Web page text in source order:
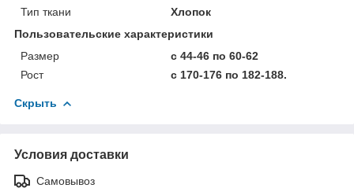
Тип ткани
Хлопок
Пользовательские характеристики
Размер
с 44-46 по 60-62
Рост
с 170-176 по 182-188.
Скрыть
Условия доставки
Самовывоз